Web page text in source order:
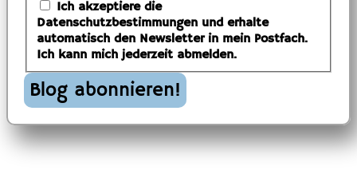
Ich akzeptiere die
Datenschutzbestimmungen und erhalte
automatisch den Newsletter in mein Postfach.
Ich kann mich jederzeit abmelden.